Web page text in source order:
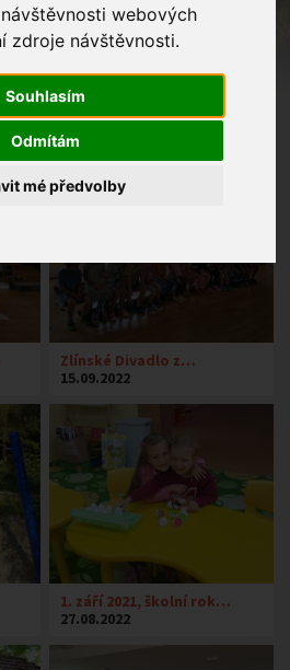
webových
zdroje návštěvnosti.
Souhlasím
Odmítám
mé předvolby
Zlínské Divadlo z…
15.09.2022
1. září 2021, školní rok…
27.08.2022